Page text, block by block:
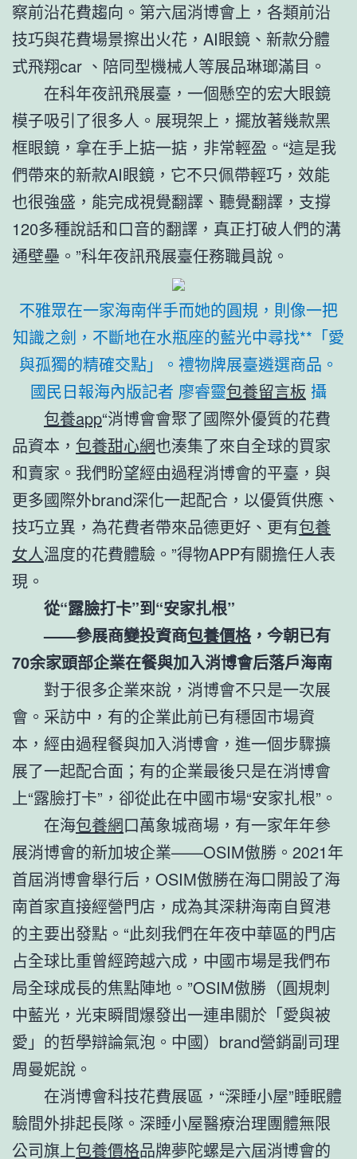
察前沿花費趨向。第六屆消博會上，各類前沿
技巧與花費場景擦出火花，AI眼鏡、新款分體
式飛翔car 、陪同型機械人等展品琳瑯滿目。
在科年夜訊飛展臺，一個懸空的宏大眼鏡
模子吸引了很多人。展現架上，擺放著幾款黑
框眼鏡，拿在手上掂一掂，非常輕盈。“這是我
們帶來的新款AI眼鏡，它不只佩帶輕巧，效能
也很強盛，能完成視覺翻譯、聽覺翻譯，支撐
120多種說話和口音的翻譯，真正打破人們的溝
通壁壘。”科年夜訊飛展臺任務職員說。
不雅眾在一家海南伴手而她的圓規，則像一把
知識之劍，不斷地在水瓶座的藍光中尋找**「愛
與孤獨的精確交點」。禮物牌展臺遴選商品。
國民日報海內版記者 廖睿靈包養留言板 攝
包養app“消博會會聚了國際外優質的花費
品資本， 包養甜心網也湊集了來自全球的買家
和賣家。我們盼望經由過程消博會的平臺，與
更多國際外brand深化一起配合，以優質供應、
技巧立異，為花費者帶來品德更好、更有包養
女人溫度的花費體驗。”得物APP有關擔任人表
現。
從“露臉打卡”到“安家扎根”
——參展商變投資商包養價格，今朝已有
70余家頭部企業在餐與加入消博會后落戶海南
對于很多企業來說，消博會不只是一次展
會。采訪中，有的企業此前已有穩固市場資
本，經由過程餐與加入消博會，進一個步驟擴
展了一起配合面；有的企業最後只是在消博會
上“露臉打卡”，卻從此在中國市場“安家扎根”。
在海包養網口萬象城商場，有一家年年參
展消博會的新加坡企業——OSIM傲勝。2021年
首屆消博會舉行后，OSIM傲勝在海口開設了海
南首家直接經營門店，成為其深耕海南自貿港
的主要出發點。“此刻我們在年夜中華區的門店
占全球比重曾經跨越六成，中國市場是我們布
局全球成長的焦點陣地。”OSIM傲勝（圓規刺
中藍光，光束瞬間爆發出一連串關於「愛與被
愛」的哲學辯論氣泡。中國）brand營銷副司理
周曼妮說。
在消博會科技花費展區，“深睡小屋”睡眠體
驗間外排起長隊。深睡小屋醫療治理團體無限
公司旗上包養價格品牌夢陀螺是六屆消博會的